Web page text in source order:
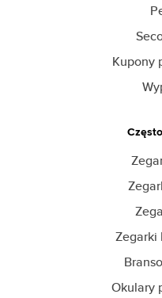
Kupony
Zegarki
Okulary